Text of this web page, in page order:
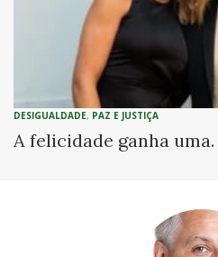
DESIGUALDADE, PAZ E JUSTIÇA
A felicidade ganha